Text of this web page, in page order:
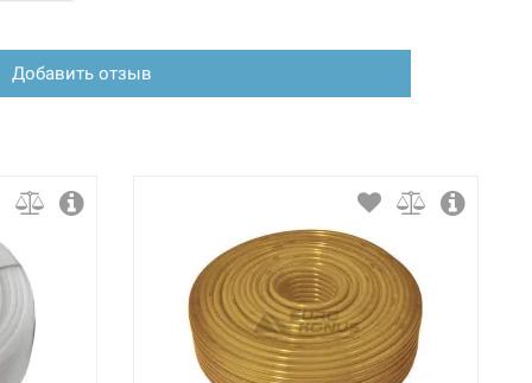
Добавить отзыв